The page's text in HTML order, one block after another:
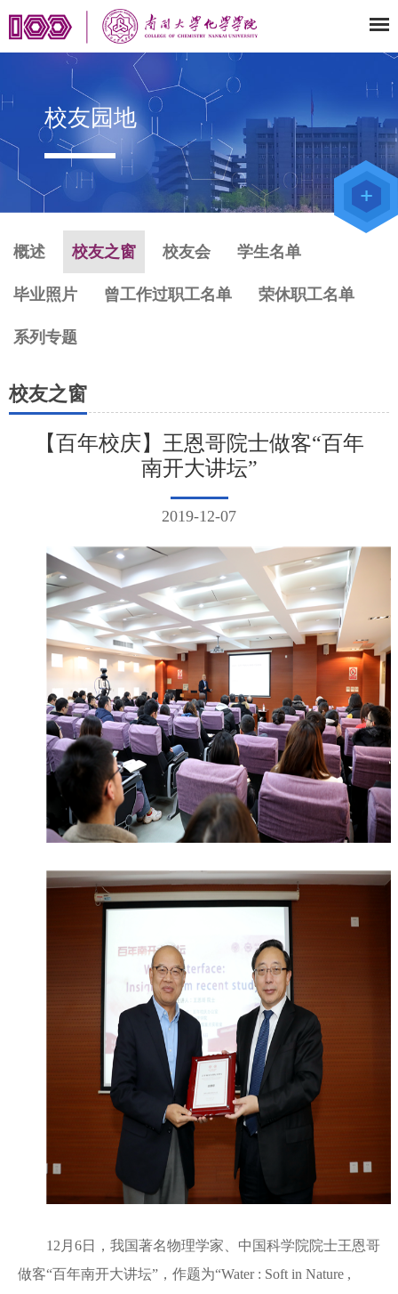
校友园地
概述 校友之窗 校友会 学生名单
毕业照片 曾工作过职工名单 荣休职工名单
系列专题
校友之窗
【百年校庆】王恩哥院士做客“百年
南开大讲坛”
2019-12-07
12月6日，我国著名物理学家、中国科学院院士王恩哥
做客“百年南开大讲坛”，作题为“Water : Soft in Nature ,